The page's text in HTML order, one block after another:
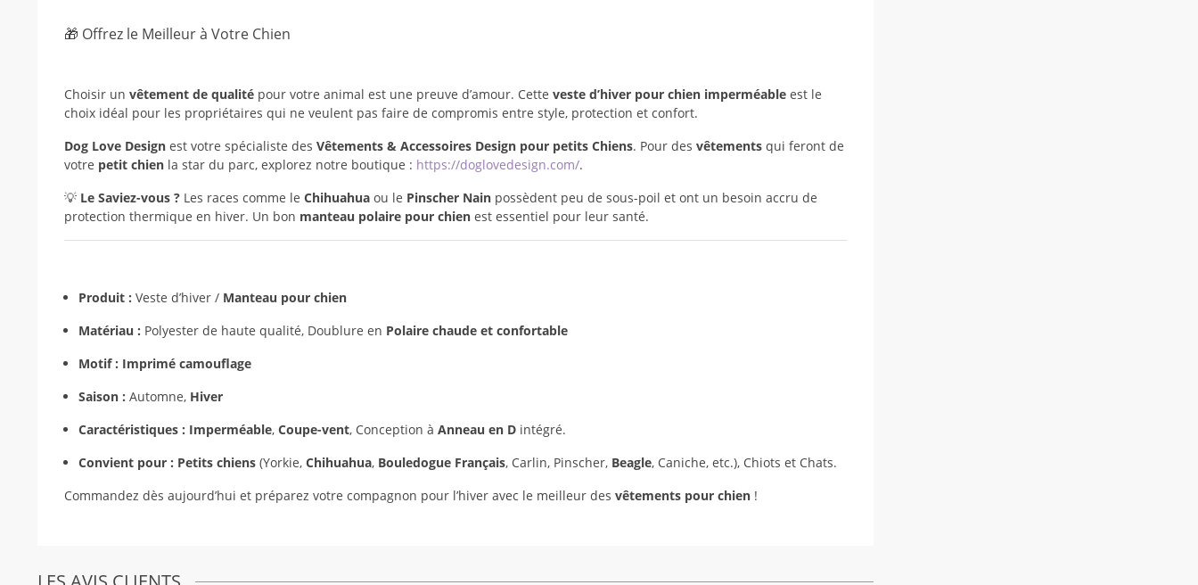
🎁 Offrez le Meilleur à Votre Chien
Choisir un vêtement de qualité pour votre animal est une preuve d’amour. Cette veste d’hiver pour chien imperméable est le
choix idéal pour les propriétaires qui ne veulent pas faire de compromis entre style, protection et confort.
Dog Love Design est votre spécialiste des Vêtements & Accessoires Design pour petits Chiens. Pour des vêtements qui feront de
votre petit chien la star du parc, explorez notre boutique : https://doglovedesign.com/.
💡 Le Saviez-vous ? Les races comme le Chihuahua ou le Pinscher Nain possèdent peu de sous-poil et ont un besoin accru de
protection thermique en hiver. Un bon manteau polaire pour chien est essentiel pour leur santé.
Produit : Veste d’hiver / Manteau pour chien
Matériau : Polyester de haute qualité, Doublure en Polaire chaude et confortable
Motif : Imprimé camouflage
Saison : Automne, Hiver
Caractéristiques : Imperméable, Coupe-vent, Conception à Anneau en D intégré.
Convient pour : Petits chiens (Yorkie, Chihuahua, Bouledogue Français, Carlin, Pinscher, Beagle, Caniche, etc.), Chiots et Chats.
Commandez dès aujourd’hui et préparez votre compagnon pour l’hiver avec le meilleur des vêtements pour chien !